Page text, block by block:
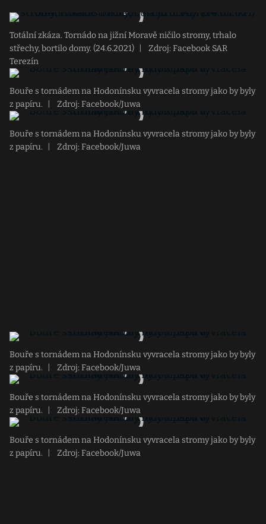
Totální zkáza. Tornádo na jižní Moravě ničilo stromy, trhalo
střechy, bortilo domy. (24.6.2021)
Zdroj: Facebook SAR
Terezín
Bouře s tornádem na Hodonínsku vyvracela stromy jako by byly
z papíru.
Zdroj: Facebook/Juwa
Bouře s tornádem na Hodonínsku vyvracela stromy jako by byly
z papíru.
Zdroj: Facebook/Juwa
Bouře s tornádem na Hodonínsku vyvracela stromy jako by byly
z papíru.
Zdroj: Facebook/Juwa
Bouře s tornádem na Hodonínsku vyvracela stromy jako by byly
z papíru.
Zdroj: Facebook/Juwa
Bouře s tornádem na Hodonínsku vyvracela stromy jako by byly
z papíru.
Zdroj: Facebook/Juwa